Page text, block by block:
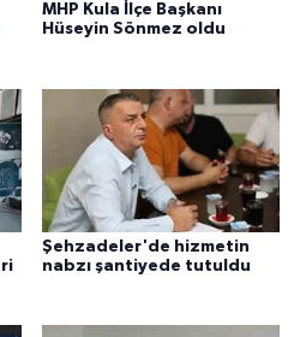
MHP Kula İlçe Başkanı
Hüseyin Sönmez oldu
Şehzadeler'de hizmetin
nabzı şantiyede tutuldu